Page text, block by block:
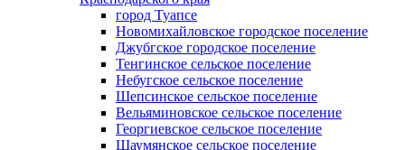
город Туапсе
Новомихайловское городское поселение
Джубгское городское поселение
Тенгинское сельское поселение
Небугское сельское поселение
Шепсинское сельское поселение
Вельяминовское сельское поселение
Георгиевское сельское поселение
Шаумянское сельское поселение